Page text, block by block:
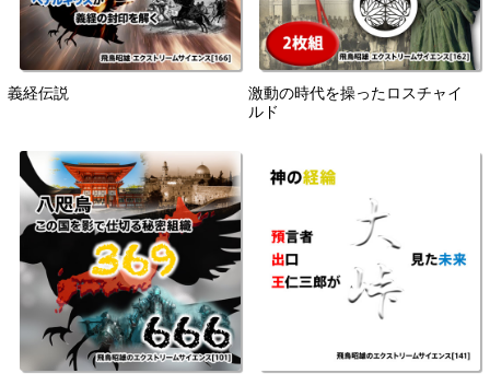
義経伝説
激動の時代を操ったロスチャイ
ルド